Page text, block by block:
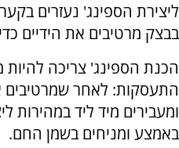
ליצירת הספינג' נעזרים
בבצק מרטיבים את הידיים
הכנת הספינג' צריכה
התעסקות: לאחר שמרטיבים
ומעבירים מיד ליד במהירות
באמצע ומניחים בשמן החם.